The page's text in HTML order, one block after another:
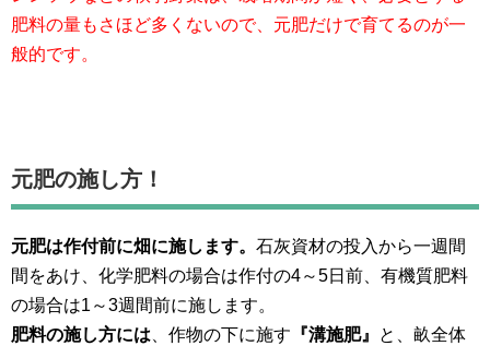
肥料の量もさほど多くないので、元肥だけで育てるのが一
般的です。
元肥の施し方！
元肥は作付前に畑に施します。 石灰資材の投入から一週間
間をあけ、化学肥料の場合は作付の4～5日前、有機質肥料
の場合は1～3週間前に施します。
肥料の施し方には 、作物の下に施す 『溝施肥』
と、畝全体